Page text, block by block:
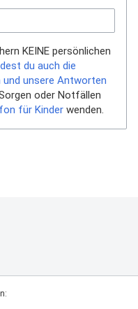
KEINE persönlichen
du auch die
und unsere Antworten
oder Notfällen
für Kinder wenden.